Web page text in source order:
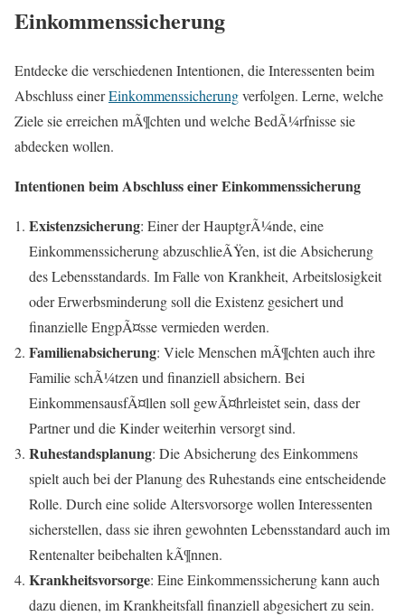
Einkommenssicherung
Entdecke die verschiedenen Intentionen, die Interessenten beim
Abschluss einerEinkommenssicherungverfolgen. Lerne, welche
Ziele sie erreichen mÃ¶chten und welche BedÃ¼rfnisse sie
abdecken wollen.
Intentionen beim Abschluss einer Einkommenssicherung
Existenzsicherung: Einer der HauptgrÃ¼nde, eine
Einkommenssicherung abzuschlieÃŸen, ist die Absicherung
des Lebensstandards. Im Falle von Krankheit, Arbeitslosigkeit
oder Erwerbsminderung soll die Existenz gesichert und
finanzielle EngpÃ¤sse vermieden werden.
Familienabsicherung: Viele Menschen mÃ¶chten auch ihre
Familie schÃ¼tzen und finanziell absichern. Bei
EinkommensausfÃ¤llen soll gewÃ¤hrleistet sein, dass der
Partner und die Kinder weiterhin versorgt sind.
Ruhestandsplanung: Die Absicherung des Einkommens
spielt auch bei der Planung des Ruhestands eine entscheidende
Rolle. Durch eine solide Altersvorsorge wollen Interessenten
sicherstellen, dass sie ihren gewohnten Lebensstandard auch im
Rentenalter beibehalten kÃ¶nnen.
Krankheitsvorsorge: Eine Einkommenssicherung kann auch
dazu dienen, im Krankheitsfall finanziell abgesichert zu sein.